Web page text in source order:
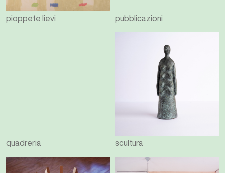
pioppete lievi pubblicazioni
quadreria scultura